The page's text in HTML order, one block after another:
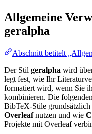
Allgemeine
geralpha
Abschnitt betitelt
Der Stil geralpha wird
legt fest, wie Ihr
formatiert wird, wenn Sie
kombinieren. Die
BibTeX-Stile
Overleafnutzen und wie
Projekte mit Overleaf